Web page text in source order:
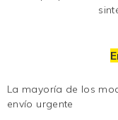
La mayoría de los
envío urgente